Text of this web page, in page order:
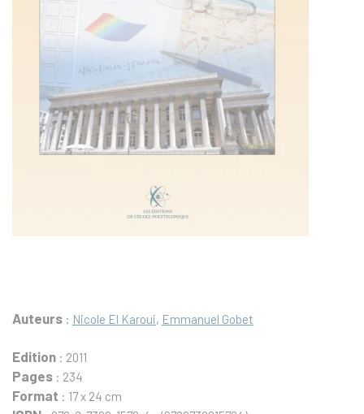
Auteurs : Nicole El Karoui, Emmanuel Gobet
Edition : 2011
Pages : 234
Format : 17 x 24 cm